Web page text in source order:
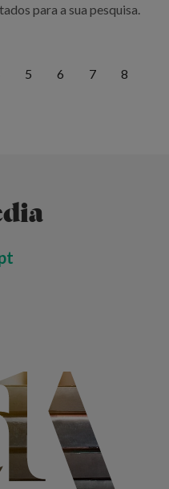
para a sua pesquisa.
5 6 7 8